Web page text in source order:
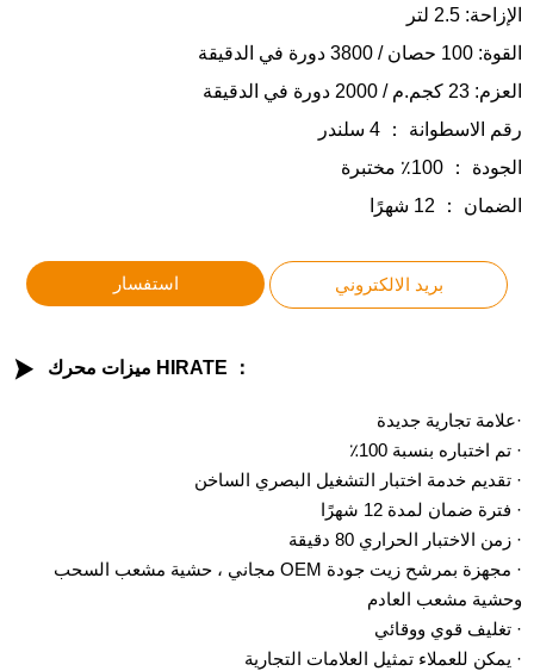
الإزاحة: 2.5 لتر
القوة: 100 حصان / 3800 دورة في الدقيقة
العزم: 23 كجم.م / 2000 دورة في الدقيقة
رقم الاسطوانة ： 4 سلندر
الجودة ： 100٪ مختبرة
الضمان ： 12 شهرًا
استفسار بريد الالكتروني
 ميزات محرك HIRATE ：
·علامة تجارية جديدة
· تم اختباره بنسبة 100٪
· تقديم خدمة اختبار التشغيل البصري الساخن
· فترة ضمان لمدة 12 شهرًا
· زمن الاختبار الحراري 80 دقيقة
· مجهزة بمرشح زيت جودة OEM مجاني ، حشية مشعب السحب
وحشية مشعب العادم
· تغليف قوي ووقائي
· يمكن للعملاء تمثيل العلامات التجارية